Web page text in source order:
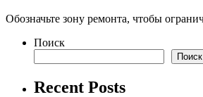
Обозначьте зону ремонта, чтобы
Поиск
Поиск
Recent Posts